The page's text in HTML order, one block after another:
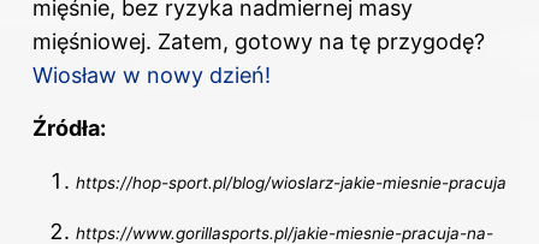
mięśnie, bez ryzyka nadmiernej masy
mięśniowej. Zatem, gotowy na tę przygodę?
Wiosław w nowy dzień!
Źródła:
https://hop-sport.pl/blog/wioslarz-jakie-miesnie-pracuja
https://www.gorillasports.pl/jakie-miesnie-pracuja-na-